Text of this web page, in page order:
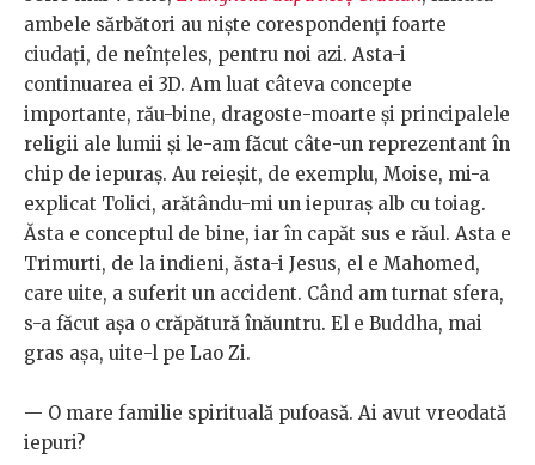
ambele sărbători au niște corespondenți foarte
ciudați, de neînțeles, pentru noi azi. Asta-i
continuarea ei 3D. Am luat câteva concepte
importante, rău-bine, dragoste-moarte și principalele
religii ale lumii și le-am făcut câte-un reprezentant în
chip de iepuraș. Au reieșit, de exemplu, Moise, mi-a
explicat Tolici, arătându-mi un iepuraș alb cu toiag.
Ăsta e conceptul de bine, iar în capăt sus e răul. Asta e
Trimurti, de la indieni, ăsta-i Jesus, el e Mahomed,
care uite, a suferit un accident. Când am turnat sfera,
s-a făcut așa o crăpătură înăuntru. El e Buddha, mai
gras așa, uite-l pe Lao Zi.
— O mare familie spirituală pufoasă. Ai avut vreodată
iepuri?